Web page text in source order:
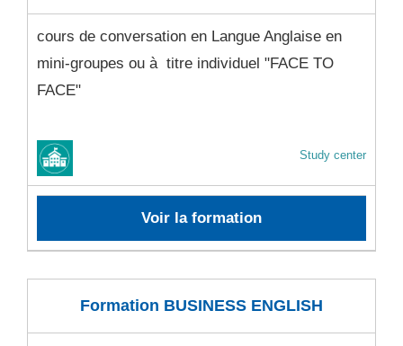
cours de conversation en Langue Anglaise en
mini-groupes ou à titre individuel "FACE TO
FACE"
Study center
Voir la formation
Formation BUSINESS ENGLISH